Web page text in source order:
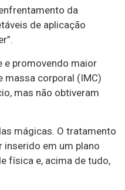
da
de aplicação
e promovendo maior
massa corporal (IMC)
mas não obtiveram
mágicas. O tratamento
inserido em um plano
física e, acima de tudo,